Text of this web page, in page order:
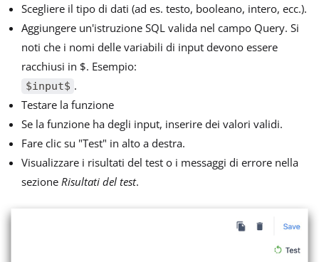
Scegliere il tipo di dati (ad es. testo, booleano, intero, ecc.).
Aggiungere un'istruzione SQL valida nel campo Query. Si
noti che i nomi delle variabili di input devono essere
racchiusi in $. Esempio:
$input$ .
Testare la funzione
Se la funzione ha degli input, inserire dei valori validi.
Fare clic su "Test" in alto a destra.
Visualizzare i risultati del test o i messaggi di errore nella
sezione Risultati del test.